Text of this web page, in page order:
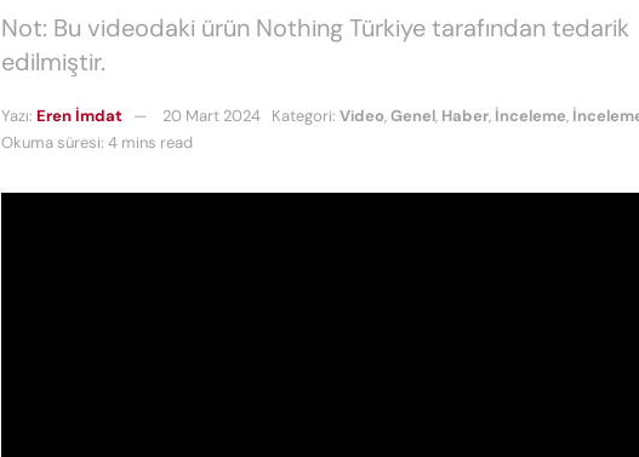
Not: Bu videodaki ürün Nothing Türkiye tarafından tedarik
edilmiştir.
Yazı: Eren İmdat 20 Mart 2024 Kategori: Video,Genel, Haber, İnceleme,
Okuma süresi: 4 mins read